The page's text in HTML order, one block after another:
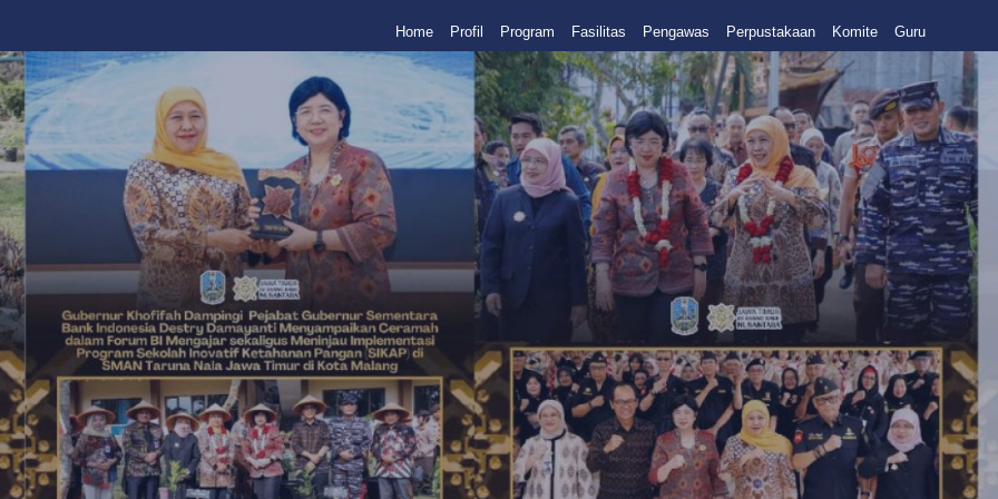
Home Profil Program Fasilitas Pengawas Perpustakaan Komite Guru